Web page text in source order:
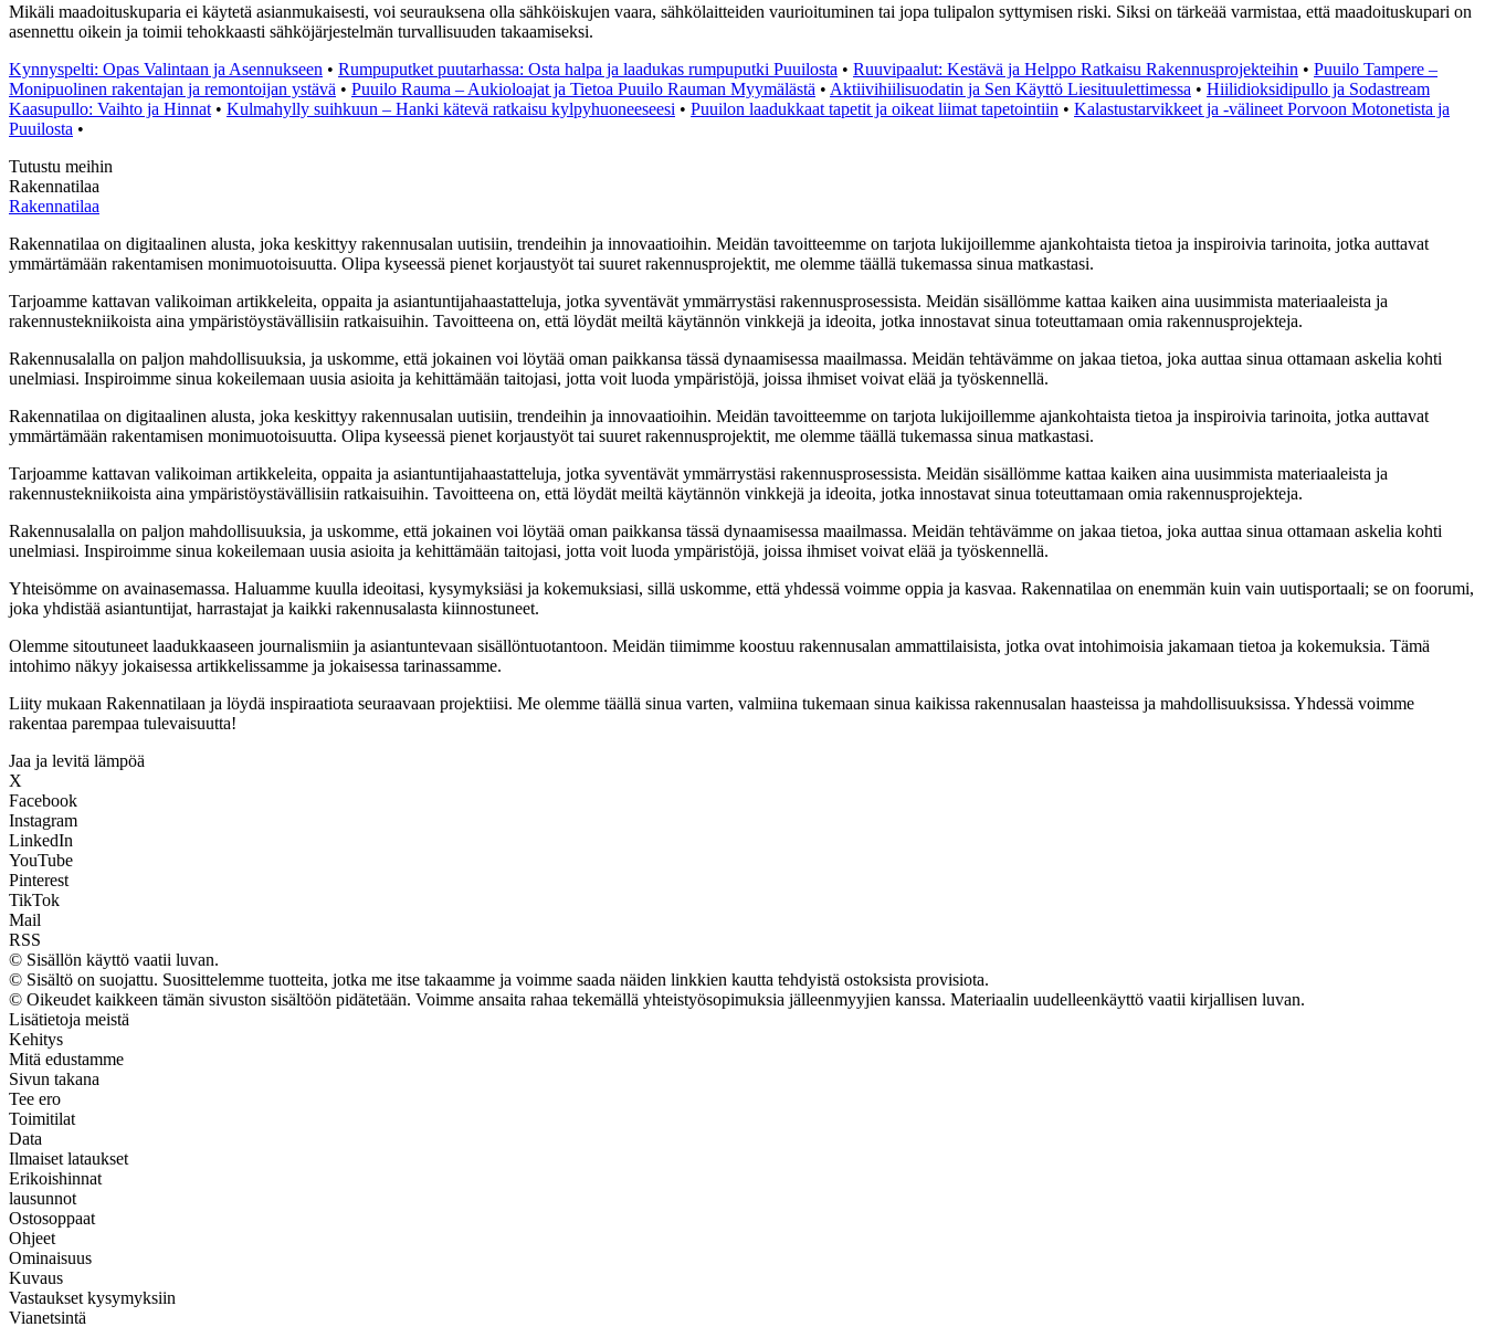
Mikäli maadoituskuparia ei käytetä asianmukaisesti, voi seurauksena olla sähköiskujen vaara, sähkölaitteiden vaurioituminen tai jopa tulipalon syttymisen riski. Siksi on tärkeää varmistaa, että maadoituskupari on
asennettu oikein ja toimii tehokkaasti sähköjärjestelmän turvallisuuden takaamiseksi.
Kynnyspelti: Opas Valintaan ja Asennukseen • Rumpuputket puutarhassa: Osta halpa ja laadukas rumpuputki Puuilosta • Ruuvipaalut: Kestävä ja Helppo Ratkaisu Rakennusprojekteihin • Puuilo Tampere –
Monipuolinen rakentajan ja remontoijan ystävä • Puuilo Rauma – Aukioloajat ja Tietoa Puuilo Rauman Myymälästä • Aktiivihiilisuodatin ja Sen Käyttö Liesituulettimessa • Hiilidioksidipullo ja Sodastream
Kaasupullo: Vaihto ja Hinnat • Kulmahylly suihkuun – Hanki kätevä ratkaisu kylpyhuoneeseesi • Puuilon laadukkaat tapetit ja oikeat liimat tapetointiin • Kalastustarvikkeet ja -välineet Porvoon Motonetista ja
Puuilosta •
Tutustu meihin
Rakennatilaa
Rakennatilaa
Rakennatilaa on digitaalinen alusta, joka keskittyy rakennusalan uutisiin, trendeihin ja innovaatioihin. Meidän tavoitteemme on tarjota lukijoillemme ajankohtaista tietoa ja inspiroivia tarinoita, jotka auttavat
ymmärtämään rakentamisen monimuotoisuutta. Olipa kyseessä pienet korjaustyöt tai suuret rakennusprojektit, me olemme täällä tukemassa sinua matkastasi.
Tarjoamme kattavan valikoiman artikkeleita, oppaita ja asiantuntijahaastatteluja, jotka syventävät ymmärrystäsi rakennusprosessista. Meidän sisällömme kattaa kaiken aina uusimmista materiaaleista ja
rakennustekniikoista aina ympäristöystävällisiin ratkaisuihin. Tavoitteena on, että löydät meiltä käytännön vinkkejä ja ideoita, jotka innostavat sinua toteuttamaan omia rakennusprojekteja.
Rakennusalalla on paljon mahdollisuuksia, ja uskomme, että jokainen voi löytää oman paikkansa tässä dynaamisessa maailmassa. Meidän tehtävämme on jakaa tietoa, joka auttaa sinua ottamaan askelia kohti
unelmiasi. Inspiroimme sinua kokeilemaan uusia asioita ja kehittämään taitojasi, jotta voit luoda ympäristöjä, joissa ihmiset voivat elää ja työskennellä.
Rakennatilaa on digitaalinen alusta, joka keskittyy rakennusalan uutisiin, trendeihin ja innovaatioihin. Meidän tavoitteemme on tarjota lukijoillemme ajankohtaista tietoa ja inspiroivia tarinoita, jotka auttavat
ymmärtämään rakentamisen monimuotoisuutta. Olipa kyseessä pienet korjaustyöt tai suuret rakennusprojektit, me olemme täällä tukemassa sinua matkastasi.
Tarjoamme kattavan valikoiman artikkeleita, oppaita ja asiantuntijahaastatteluja, jotka syventävät ymmärrystäsi rakennusprosessista. Meidän sisällömme kattaa kaiken aina uusimmista materiaaleista ja
rakennustekniikoista aina ympäristöystävällisiin ratkaisuihin. Tavoitteena on, että löydät meiltä käytännön vinkkejä ja ideoita, jotka innostavat sinua toteuttamaan omia rakennusprojekteja.
Rakennusalalla on paljon mahdollisuuksia, ja uskomme, että jokainen voi löytää oman paikkansa tässä dynaamisessa maailmassa. Meidän tehtävämme on jakaa tietoa, joka auttaa sinua ottamaan askelia kohti
unelmiasi. Inspiroimme sinua kokeilemaan uusia asioita ja kehittämään taitojasi, jotta voit luoda ympäristöjä, joissa ihmiset voivat elää ja työskennellä.
Yhteisömme on avainasemassa. Haluamme kuulla ideoitasi, kysymyksiäsi ja kokemuksiasi, sillä uskomme, että yhdessä voimme oppia ja kasvaa. Rakennatilaa on enemmän kuin vain uutisportaali; se on foorumi,
joka yhdistää asiantuntijat, harrastajat ja kaikki rakennusalasta kiinnostuneet.
Olemme sitoutuneet laadukkaaseen journalismiin ja asiantuntevaan sisällöntuotantoon. Meidän tiimimme koostuu rakennusalan ammattilaisista, jotka ovat intohimoisia jakamaan tietoa ja kokemuksia. Tämä
intohimo näkyy jokaisessa artikkelissamme ja jokaisessa tarinassamme.
Liity mukaan Rakennatilaan ja löydä inspiraatiota seuraavaan projektiisi. Me olemme täällä sinua varten, valmiina tukemaan sinua kaikissa rakennusalan haasteissa ja mahdollisuuksissa. Yhdessä voimme
rakentaa parempaa tulevaisuutta!
Jaa ja levitä lämpöä
X
Facebook
Instagram
LinkedIn
YouTube
Pinterest
TikTok
Mail
RSS
© Sisällön käyttö vaatii luvan.
© Sisältö on suojattu. Suosittelemme tuotteita, jotka me itse takaamme ja voimme saada näiden linkkien kautta tehdyistä ostoksista provisiota.
© Oikeudet kaikkeen tämän sivuston sisältöön pidätetään. Voimme ansaita rahaa tekemällä yhteistyösopimuksia jälleenmyyjien kanssa. Materiaalin uudelleenkäyttö vaatii kirjallisen luvan.
Lisätietoja meistä
Kehitys
Mitä edustamme
Sivun takana
Tee ero
Toimitilat
Data
Ilmaiset lataukset
Erikoishinnat
lausunnot
Ostosoppaat
Ohjeet
Ominaisuus
Kuvaus
Vastaukset kysymyksiin
Vianetsintä